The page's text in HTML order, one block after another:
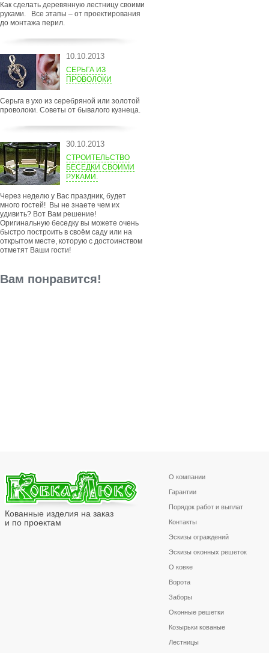
Как сделать деревянную лестницу своими
руками. Все этапы – от проектирования
до монтажа перил.
10.10.2013
СЕРЬГА ИЗ
ПРОВОЛОКИ
Серьга в ухо из серебряной или золотой
проволоки. Советы от бывалого кузнеца.
30.10.2013
СТРОИТЕЛЬСТВО
БЕСЕДКИ СВОИМИ
РУКАМИ.
Через неделю у Вас праздник, будет
много гостей! Вы не знаете чем их
удивить? Вот Вам решение!
Оригинальную беседку вы можете очень
быстро построить в своём саду или на
открытом месте, которую с достоинством
отметят Ваши гости!
Вам понравится!
Кованные изделия на заказ
и по проектам
О компании
Гарантии
Порядок работ и выплат
Контакты
Эскизы ограждений
Эскизы оконных решеток
О ковке
Ворота
Заборы
Оконные решетки
Козырьки кованые
Лестницы